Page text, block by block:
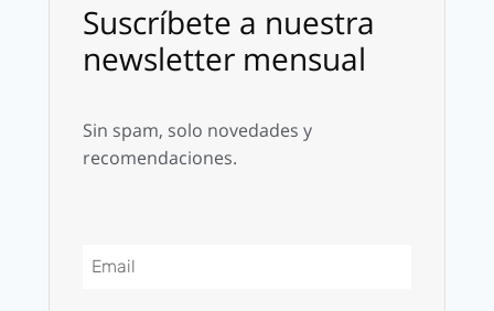
Suscríbete a nuestra
newsletter mensual
Sin spam, solo novedades y
recomendaciones.